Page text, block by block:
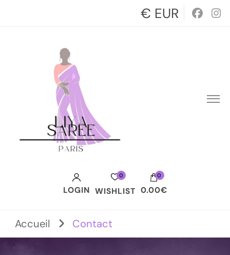
€ EUR
LOGIN
0
WISHLIST
0
0.00€
Votre panier est vide.
Accueil Contact